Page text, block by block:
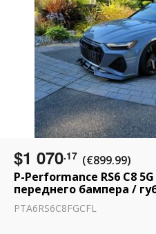
$1 070.17 (€899.99)
P-Performance RS6 C8
переднего бампера /
PTA6RS6C8FGCFL